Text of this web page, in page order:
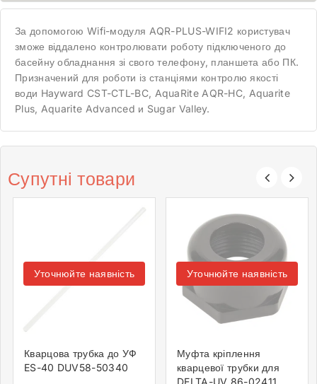
За допомогою Wifi-модуля AQR-PLUS-WIFI2 користувач
зможе віддалено контролювати роботу підключеного до
басейну обладнання зі свого телефону, планшета або ПК.
Призначений для роботи із станціями контролю якості
води Hayward CST-CTL-BC, AquaRite AQR-HC, Aquarite
Plus, Aquarite Advanced и Sugar Valley.
Супутні товари
Уточнюйте наявність
Кварцова трубка до УФ
ES-40 DUV58-50340
Уточнюйте наявність
Муфта кріплення
кварцевої трубки для
DELTA-UV 86-02411